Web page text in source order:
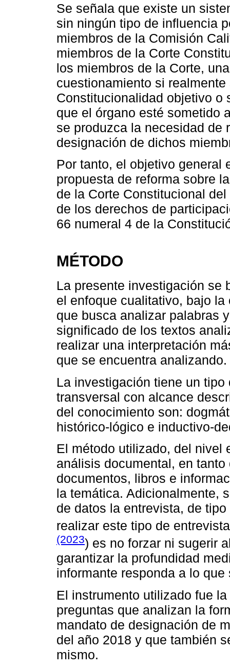
Se señala que existe un
sin ningún tipo de influencia
miembros de la Comisión
miembros de la Corte
los miembros de la Corte,
cuestionamiento si
Constitucionalidad objetivo o
que el órgano esté sometido
se produzca la necesidad de
designación de dichos
Por tanto, el objetivo general
propuesta de reforma sobre
de la Corte Constitucional
de los derechos de
66 numeral 4 de la
MÉTODO
La presente investigación se
el enfoque cualitativo, bajo
que busca analizar palabras
significado de los textos
realizar una interpretación
que se encuentra analizando.
La investigación tiene un
transversal con alcance
del conocimiento son:
histórico-lógico e inductivo-
El método utilizado, del nivel
análisis documental, en
documentos, libros e
la temática. Adicionalmente,
de datos la entrevista, de
realizar este tipo de
(2023) es no forzar ni sugerir
garantizar la profundidad
informante responda a lo
El instrumento utilizado fue
preguntas que analizan la
mandato de designación de
del año 2018 y que también
mismo.